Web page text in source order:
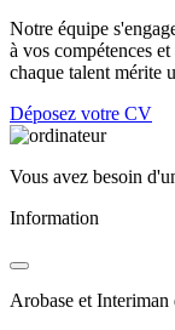
Notre équipe
à vos compétences
chaque talent mérite
Déposez votre CV
Vous avez besoin
Information
Arobase et